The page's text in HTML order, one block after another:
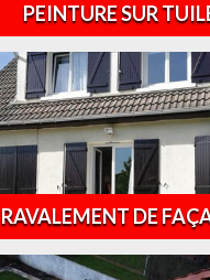
PEINTURE SUR
RAVALEMENT DE